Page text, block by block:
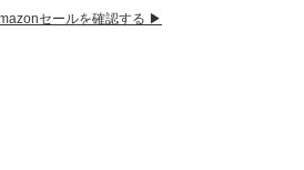
セールを確認する ▶︎